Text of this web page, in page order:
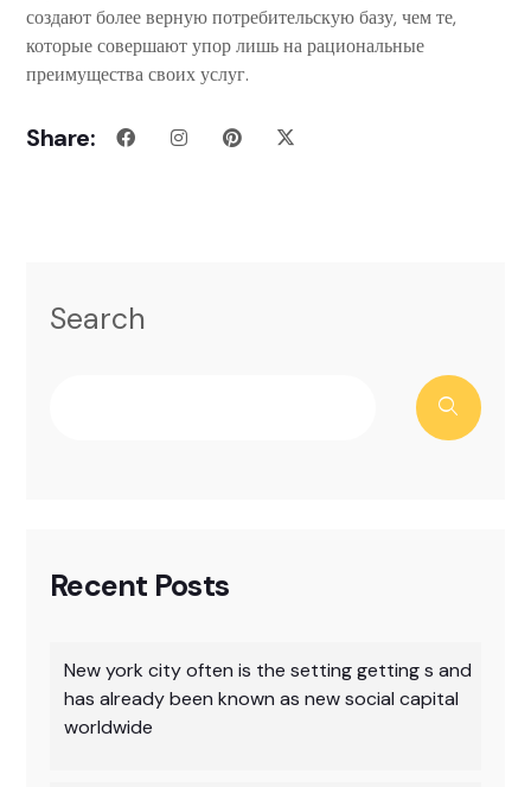
создают более верную потребительскую базу, чем те,
которые совершают упор лишь на рациональные
преимущества своих услуг.
Share:
Search
Recent Posts
New york city often is the setting getting s and
has already been known as new social capital
worldwide